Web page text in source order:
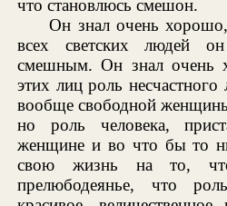
что становлюсь смешон.
Он знал очень
всех светских людей
смешным. Он знал очень
этих лиц роль
вообще свободной
но роль человека,
женщине и во что бы то
свою жизнь на то,
прелюбодеянье, что